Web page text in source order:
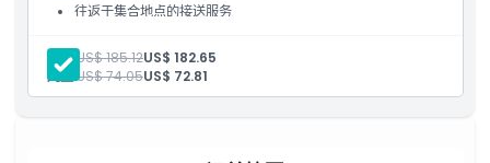
着装要求
往返于集合地点的接送服务
空中缆车，齿轮火车
卢塞恩湖船游
由myclimate认证的碳平衡运营
成人: US$ 185.12US$ 182.65
儿童: US$ 74.05US$ 72.81